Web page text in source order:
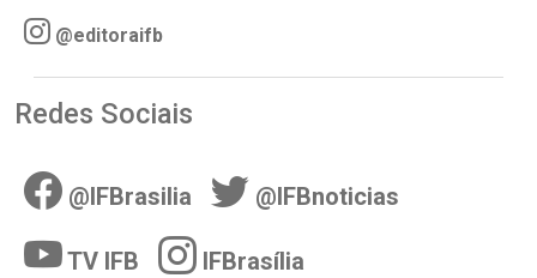
@editoraifb
Redes Sociais
@IFBrasilia @IFBnoticias
TV IFB IFBrasília